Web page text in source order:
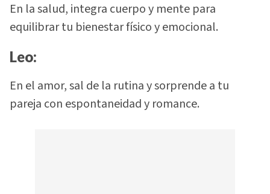
En la salud, integra cuerpo y mente para
equilibrar tu bienestar físico y emocional.
Leo:
En el amor, sal de la rutina y sorprende a tu
pareja con espontaneidad y romance.